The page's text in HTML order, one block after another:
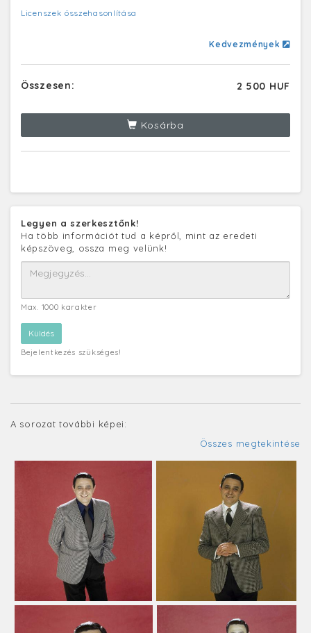
Licenszek összehasonlítása
Kedvezmények
Összesen: 2 500 HUF
Kosárba
Legyen a szerkesztőnk!
Ha több információt tud a képről, mint az eredeti
képszöveg, ossza meg velünk!
Max. 1000 karakter
Bejelentkezés szükséges!
A sorozat további képei:
Összes megtekintése